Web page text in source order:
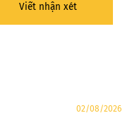
Viết nhận xét
02/08/2026